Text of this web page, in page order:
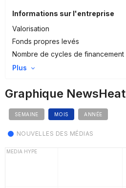
Informations sur l'entreprise
Valorisation
Fonds propres levés
Nombre de cycles de financement
Plus
Graphique NewsHeat
SEMAINE MOIS ANNÉE
NOUVELLES DES MÉDIAS